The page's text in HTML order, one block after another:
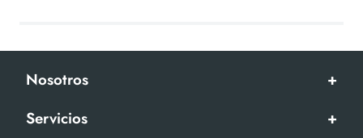
Nosotros
+
Servicios
+